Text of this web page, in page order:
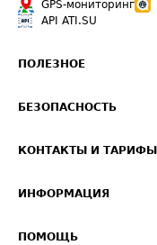
GPS-мониторинг
API ATI.SU
ПОЛЕЗНОЕ
Звезды ATI.SU на вашем
Средние ставки
БЕЗОПАСНОСТЬ
Светофор+
О формировании Паспорта
КОНТАКТЫ И ТАРИФЫ
Реклама на сайте
ИНФОРМАЦИЯ
ПОМОЩЬ